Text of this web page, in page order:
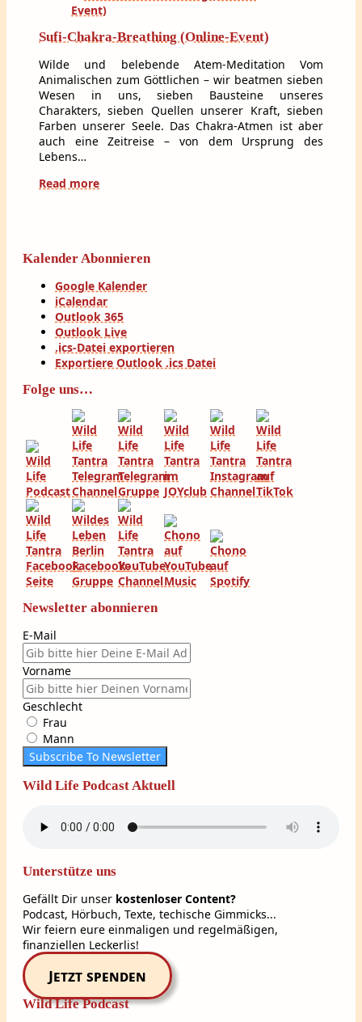
Sufi-Chakra-Breathing (Online-Event)
Wilde und belebende Atem-Meditation Vom
Animalischen zum Göttlichen – wir beatmen sieben
Wesen in uns, sieben Bausteine unseres
Charakters, sieben Quellen unserer Kraft, sieben
Farben unserer Seele. Das Chakra-Atmen ist aber
auch eine Zeitreise – von dem Ursprung des
Lebens…
Read more
Kalender Abonnieren
Google Kalender
iCalendar
Outlook 365
Outlook Live
.ics-Datei exportieren
Exportiere Outlook .ics Datei
Folge uns…
Newsletter abonnieren
E-Mail
Vorname
Geschlecht
Frau
Mann
Subscribe To Newsletter
Wild Life Podcast Aktuell
Unterstütze uns
Gefällt Dir unser kostenloser Content?
Podcast, Hörbuch, Texte, techische Gimmicks...
Wir feiern eure einmaligen und regelmäßigen,
finanziellen Leckerlis!
Jetzt spenden
Wild Life Podcast